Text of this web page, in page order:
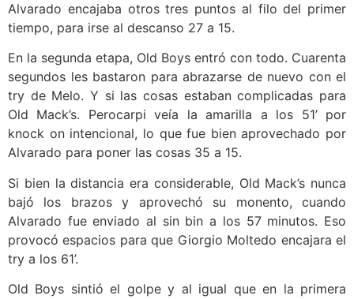
Alvarado encajaba otros tres puntos al filo del primer
tiempo, para irse al descanso 27 a 15.
En la segunda etapa, Old Boys entró con todo. Cuarenta
segundos les bastaron para abrazarse de nuevo con el
try de Melo. Y si las cosas estaban complicadas para
Old Mack’s. Perocarpi veía la amarilla a los 51’ por
knock on intencional, lo que fue bien aprovechado por
Alvarado para poner las cosas 35 a 15.
Si bien la distancia era considerable, Old Mack’s nunca
bajó los brazos y aprovechó su monento, cuando
Alvarado fue enviado al sin bin a los 57 minutos. Eso
provocó espacios para que Giorgio Moltedo encajara el
try a los 61’.
Old Boys sintió el golpe y al igual que en la primera